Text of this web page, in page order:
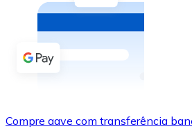
Compre criptomoedas com
Comprar com dinheiro
Transferência SEPA
Compre aave com transferência